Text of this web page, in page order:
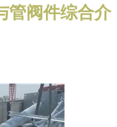
管阀件综合介